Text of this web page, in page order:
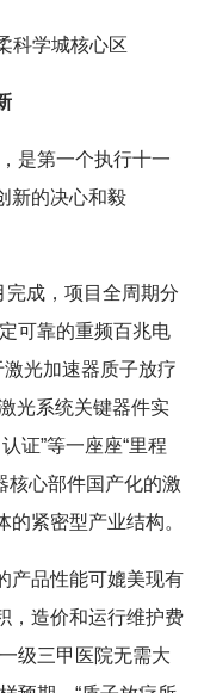
科学城核心区
是第一个执行十一
新的决心和毅
成，项目全周期分
可靠的重频百兆电
激光加速器质子放疗
光系统关键器件实
证”等一座座“里程
核心部件国产化的激
紧密型产业结构。
产品性能可媲美现有
，造价和运行维护费
级三甲医院无需大